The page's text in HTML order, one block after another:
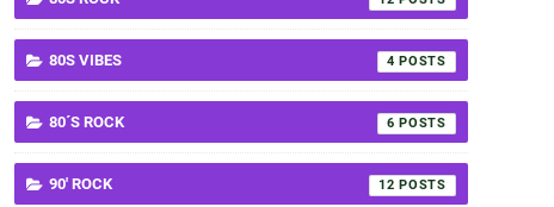
80S VIBES 4
80´S ROCK 6
90' ROCK 12